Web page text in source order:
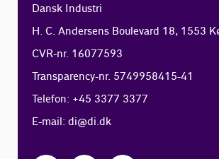
Dansk Industri
H. C. Andersens Boulevard 18, 1553
CVR-nr. 16077593
Transparency-nr. 5749958415-41
Telefon: +45 3377 3377
E-mail:di@di.dk